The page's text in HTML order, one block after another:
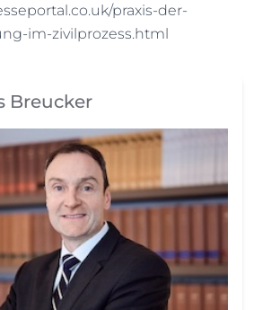
praxis-der-
im-zivilprozess.html
Breucker